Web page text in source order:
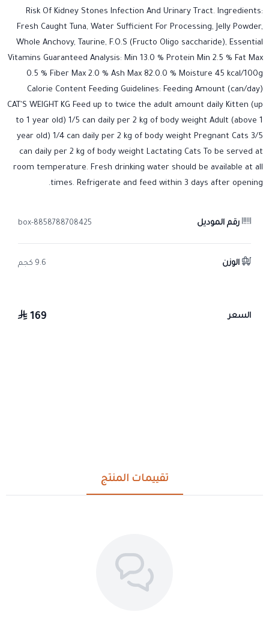
Risk Of Kidney Stones Infection And Urinary Tract. Ingredients:
Fresh Caught Tuna, Water Sufficient For Processing, Jelly Powder,
Whole Anchovy, Taurine, F.O.S (Fructo Oligo saccharide), Essential
Vitamins Guaranteed Analysis: Min 13.0 % Protein Min 2.5 % Fat Max
0.5 % Fiber Max 2.0 % Ash Max 82.0.0 % Moisture 45 kcal/100g
Calorie Content Feeding Guidelines: Feeding Amount (can/day)
CAT'S WEIGHT KG Feed up to twice the adult amount daily Kitten (up
to 1 year old) 1/5 can daily per 2 kg of body weight Adult (above 1
year old) 1/4 can daily per 2 kg of body weight Pregnant Cats 3/5
can daily per 2 kg of body weight Lactating Cats To be served at
room temperature. Fresh drinking water should be available at all
times. Refrigerate and feed within 3 days after opening.
رقم الموديل 8858788708425-box
الوزن 9.6 كجم
السعر 169
تقييمات المنتج